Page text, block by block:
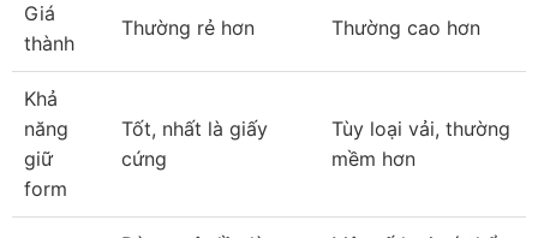
Giá
thành
Thường rẻ hơn Thường cao hơn
Khả
năng
giữ
form
Tốt, nhất là giấy
cứng
Tùy loại vải, thường
mềm hơn